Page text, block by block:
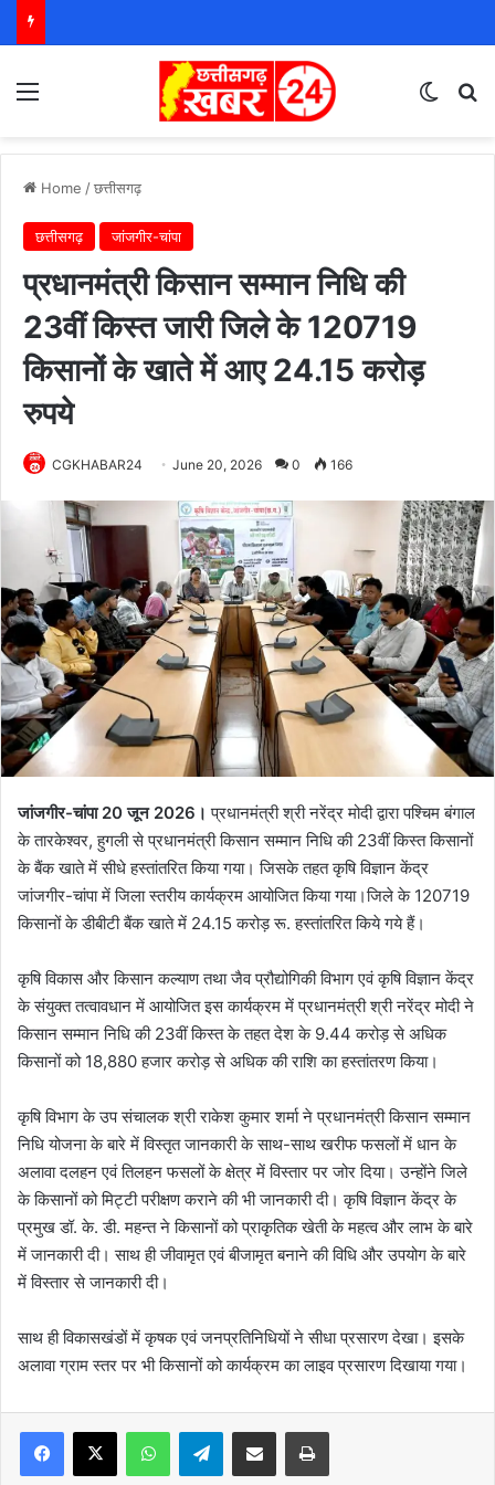
Home /छत्तीसगढ़
छत्तीसगढ़ जांजगीर-चांपा
प्रधानमंत्री किसान सम्मान निधि की
23वीं किस्त जारी जिले के 120719
किसानों के खाते में आए 24.15 करोड़
रुपये
CGKHABAR24 June 20, 2026 0 166
जांजगीर-चांपा 20 जून 2026। प्रधानमंत्री श्री नरेंद्र मोदी द्वारा पश्चिम बंगाल
के तारकेश्वर, हुगली से प्रधानमंत्री किसान सम्मान निधि की 23वीं किस्त किसानों
के बैंक खाते में सीधे हस्तांतरित किया गया। जिसके तहत कृषि विज्ञान केंद्र
जांजगीर-चांपा में जिला स्तरीय कार्यक्रम आयोजित किया गया।जिले के 120719
किसानों के डीबीटी बैंक खाते में 24.15 करोड़ रू. हस्तांतरित किये गये हैं।
कृषि विकास और किसान कल्याण तथा जैव प्रौद्योगिकी विभाग एवं कृषि विज्ञान केंद्र
के संयुक्त तत्वावधान में आयोजित इस कार्यक्रम में प्रधानमंत्री श्री नरेंद्र मोदी ने
किसान सम्मान निधि की 23वीं किस्त के तहत देश के 9.44 करोड़ से अधिक
किसानों को 18,880 हजार करोड़ से अधिक की राशि का हस्तांतरण किया।
कृषि विभाग के उप संचालक श्री राकेश कुमार शर्मा ने प्रधानमंत्री किसान सम्मान
निधि योजना के बारे में विस्तृत जानकारी के साथ-साथ खरीफ फसलों में धान के
अलावा दलहन एवं तिलहन फसलों के क्षेत्र में विस्तार पर जोर दिया। उन्होंने जिले
के किसानों को मिट्टी परीक्षण कराने की भी जानकारी दी। कृषि विज्ञान केंद्र के
प्रमुख डॉ. के. डी. महन्त ने किसानों को प्राकृतिक खेती के महत्व और लाभ के बारे
में जानकारी दी। साथ ही जीवामृत एवं बीजामृत बनाने की विधि और उपयोग के बारे
में विस्तार से जानकारी दी।
साथ ही विकासखंडों में कृषक एवं जनप्रतिनिधियों ने सीधा प्रसारण देखा। इसके
अलावा ग्राम स्तर पर भी किसानों को कार्यक्रम का लाइव प्रसारण दिखाया गया।
Telegram